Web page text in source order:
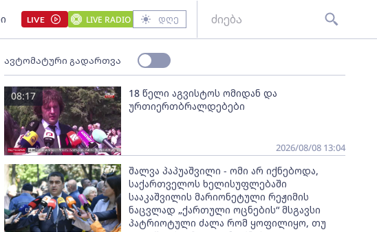
LIVE LIVE RADIO დღე
ავტომატური გადართვა
18 წელი აგვისტოს ომიდან და
ურთიერთბრალდებები
08:17
2026/08/08 13:04
შალვა პაპუაშვილი - ომი არ იქნებოდა,
საქართველოს ხელისუფლებაში
სააკაშვილის მარიონეტული რეჟიმის
ნაცვლად „ქართული ოცნების“ მსგავსი
პატრიოტული ძალა რომ ყოფილიყო, თუ